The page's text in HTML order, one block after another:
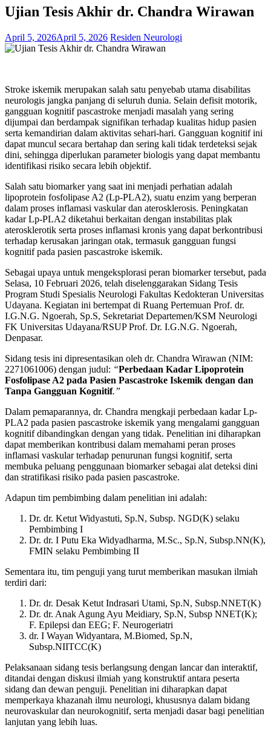
Ujian Tesis Akhir dr. Chandra Wirawan
April 5, 2026April 5, 2026 Residen Neurologi
Stroke iskemik merupakan salah satu penyebab utama disabilitas
neurologis jangka panjang di seluruh dunia. Selain defisit motorik,
gangguan kognitif pascastroke menjadi masalah yang sering
dijumpai dan berdampak signifikan terhadap kualitas hidup pasien
serta kemandirian dalam aktivitas sehari-hari. Gangguan kognitif ini
dapat muncul secara bertahap dan sering kali tidak terdeteksi sejak
dini, sehingga diperlukan parameter biologis yang dapat membantu
identifikasi risiko secara lebih objektif.
Salah satu biomarker yang saat ini menjadi perhatian adalah
lipoprotein fosfolipase A2 (Lp-PLA2), suatu enzim yang berperan
dalam proses inflamasi vaskular dan aterosklerosis. Peningkatan
kadar Lp-PLA2 diketahui berkaitan dengan instabilitas plak
aterosklerotik serta proses inflamasi kronis yang dapat berkontribusi
terhadap kerusakan jaringan otak, termasuk gangguan fungsi
kognitif pada pasien pascastroke iskemik.
Sebagai upaya untuk mengeksplorasi peran biomarker tersebut, pada
Selasa, 10 Februari 2026, telah diselenggarakan Sidang Tesis
Program Studi Spesialis Neurologi Fakultas Kedokteran Universitas
Udayana. Kegiatan ini bertempat di Ruang Pertemuan Prof. dr.
I.G.N.G. Ngoerah, Sp.S, Sekretariat Departemen/KSM Neurologi
FK Universitas Udayana/RSUP Prof. Dr. I.G.N.G. Ngoerah,
Denpasar.
Sidang tesis ini dipresentasikan oleh dr. Chandra Wirawan (NIM:
2271061006) dengan judul: “Perbedaan Kadar Lipoprotein
Fosfolipase A2 pada Pasien Pascastroke Iskemik dengan dan
Tanpa Gangguan Kognitif.”
Dalam pemaparannya, dr. Chandra mengkaji perbedaan kadar Lp-
PLA2 pada pasien pascastroke iskemik yang mengalami gangguan
kognitif dibandingkan dengan yang tidak. Penelitian ini diharapkan
dapat memberikan kontribusi dalam memahami peran proses
inflamasi vaskular terhadap penurunan fungsi kognitif, serta
membuka peluang penggunaan biomarker sebagai alat deteksi dini
dan stratifikasi risiko pada pasien pascastroke.
Adapun tim pembimbing dalam penelitian ini adalah:
Dr. dr. Ketut Widyastuti, Sp.N, Subsp. NGD(K) selaku
Pembimbing I
Dr. dr. I Putu Eka Widyadharma, M.Sc., Sp.N, Subsp.NN(K),
FMIN selaku Pembimbing II
Sementara itu, tim penguji yang turut memberikan masukan ilmiah
terdiri dari:
Dr. dr. Desak Ketut Indrasari Utami, Sp.N, Subsp.NNET(K)
Dr. dr. Anak Agung Ayu Meidiary, Sp.N, Subsp NNET(K);
F. Epilepsi dan EEG; F. Neurogeriatri
dr. I Wayan Widyantara, M.Biomed, Sp.N,
Subsp.NIITCC(K)
Pelaksanaan sidang tesis berlangsung dengan lancar dan interaktif,
ditandai dengan diskusi ilmiah yang konstruktif antara peserta
sidang dan dewan penguji. Penelitian ini diharapkan dapat
memperkaya khazanah ilmu neurologi, khususnya dalam bidang
neurovaskular dan neurokognitif, serta menjadi dasar bagi penelitian
lanjutan yang lebih luas.